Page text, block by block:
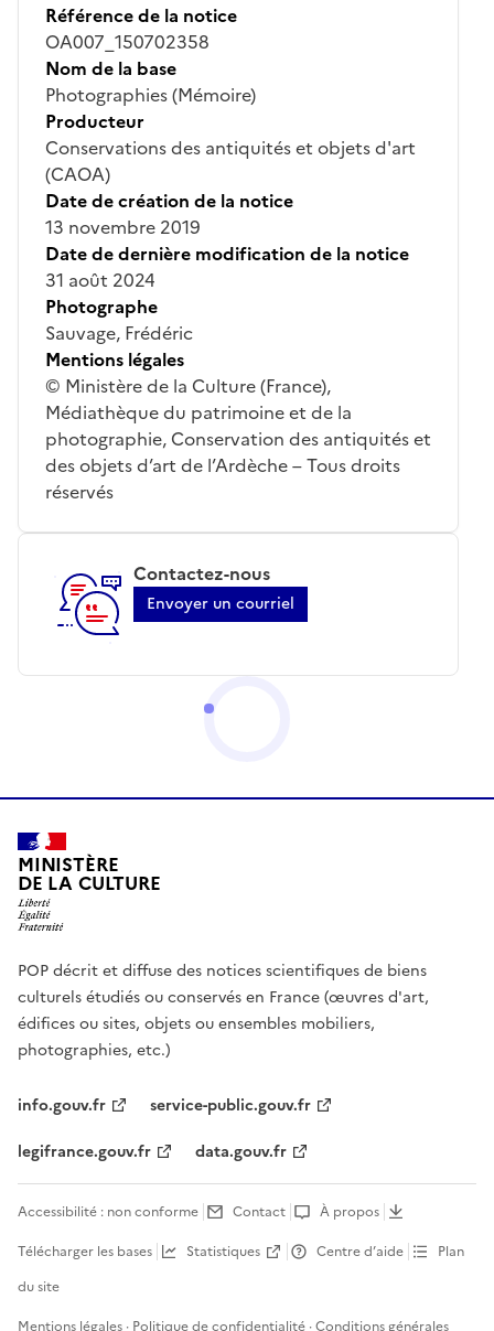
Référence de la notice
OA007_150702358
Nom de la base
Photographies (Mémoire)
Producteur
Conservations des antiquités et objets d'art
(CAOA)
Date de création de la notice
13 novembre 2019
Date de dernière modification de la notice
31 août 2024
Photographe
Sauvage, Frédéric
Mentions légales
© Ministère de la Culture (France),
Médiathèque du patrimoine et de la
photographie, Conservation des antiquités et
des objets d’art de l’Ardèche – Tous droits
réservés
Contactez-nous
Envoyer un courriel
MINISTÈRE
DE LA CULTURE
POP décrit et diffuse des notices scientifiques de biens
culturels étudiés ou conservés en France (œuvres d'art,
édifices ou sites, objets ou ensembles mobiliers,
photographies, etc.)
info.gouv.fr
service-public.gouv.fr
legifrance.gouv.fr
data.gouv.fr
Accessibilité : non conforme Contact
À propos
Télécharger les bases
Statistiques Centre d’aide
Plan
du site
Mentions légales · Politique de confidentialité ·Conditions générales